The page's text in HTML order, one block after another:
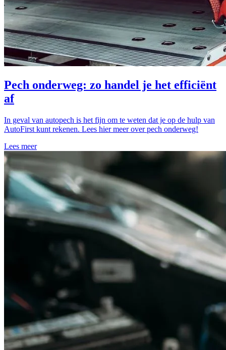
Pech onderweg: zo handel je het efficiënt
af
In geval van autopech is het fijn om te weten dat je op de hulp van
AutoFirst kunt rekenen. Lees hier meer over pech onderweg!
Lees meer